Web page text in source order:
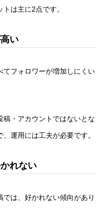
は主に2点です。
い
てフォロワーが増加しにくい
・アカウントではないとな
運用には工夫が必要です。
れない
は、好かれない傾向があり